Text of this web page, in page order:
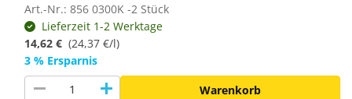
Art.-Nr.: 856 0300K -2 Stück
Lieferzeit 1-2 Werktage
14,62 € (24,37 €/l)
3 % Ersparnis
remove add Warenkorb